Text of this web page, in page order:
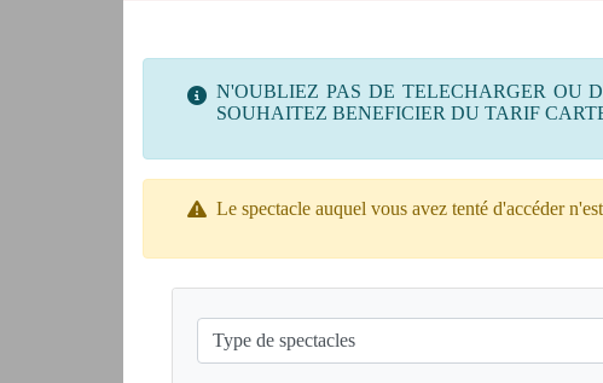
N'OUBLIEZ PAS DE TELECHARGER OU
SOUHAITEZ BENEFICIER DU TARIF
Le spectacle auquel vous avez tenté d'accéder